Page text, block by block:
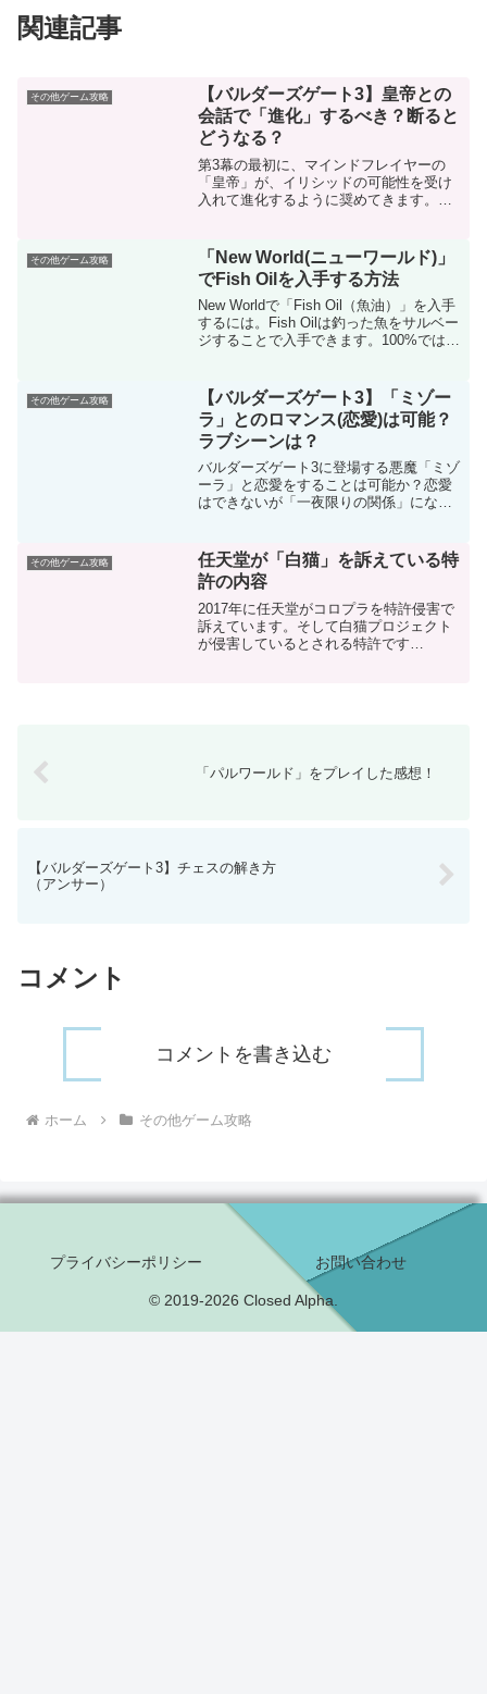
関連記事
その他ゲーム攻略
【バルダーズゲート3】皇帝との
会話で「進化」するべき？断ると
どうなる？
第3幕の最初に、マインドフレイヤーの
「皇帝」が、イリシッドの可能性を受け
入れて進化するように奨めてきます。重
べきです。しかし、キャラクターの顔に
黒い脈が現れるため、見た...
その他ゲーム攻略
「New World(ニューワールド)」
でFish Oilを入手する方法
New Worldで「Fish Oil（魚油）」を入手
するには。Fish Oilは釣った魚をサルベー
ジすることで入手できます。100%ではあ
手可能魚を釣るには...
その他ゲーム攻略
【バルダーズゲート3】「ミゾー
ラ」とのロマンス(恋愛)は可能？
ラブシーンは？
バルダーズゲート3に登場する悪魔「ミゾ
ーラ」と恋愛をすることは可能か？恋愛
はできないが「一夜限りの関係」になる
係になることはできません。しかし、第
三幕において野営地に現...
その他ゲーム攻略
任天堂が「白猫」を訴えている特
許の内容
2017年に任天堂がコロプラを特許侵害で
訴えています。そして白猫プロジェクト
が侵害しているとされる特許です
「パルワールド」をプレイした感想！
【バルダーズゲート3】チェスの解き方
（アンサー）
コメント
コメントを書き込む
ホーム その他ゲーム攻略
プライバシーポリシー お問い合わせ
© 2019-2026 Closed Alpha.